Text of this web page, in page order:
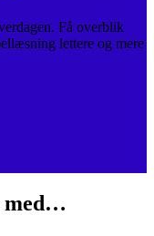
Få overblik
lettere og mere
med…